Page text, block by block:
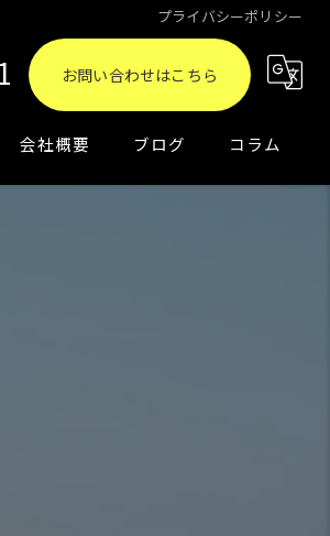
プライバシーポリシー
お問い合わせはこちら
会社概要 ブログ コラム